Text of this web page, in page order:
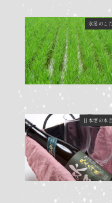
水尾のこ
日本酒の本